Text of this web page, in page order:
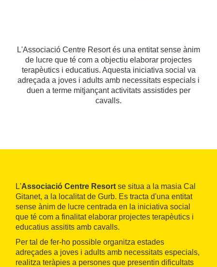
L'Associació Centre Resort és una entitat sense ànim
de lucre que té com a objectiu elaborar projectes
terapèutics i educatius. Aquesta iniciativa social va
adreçada a joves i adults amb necessitats especials i
duen a terme mitjançant activitats assistides per
cavalls.
L'Associació Centre Resort se situa a la masia Cal
Gitanet, a la localitat de Gurb. Es tracta d'una entitat
sense ànim de lucre centrada en la iniciativa social
que té com a finalitat elaborar projectes terapèutics i
educatius assitits amb cavalls.
Per tal de fer-ho possible organitza estades
adreçades a joves i adults amb necessitats especials,
realitza teràpies a persones que presentin dificultats